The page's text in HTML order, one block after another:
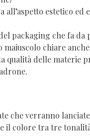
estetico
packaging che fa da
chiare
qualità delle materie
che verranno
il colore tra tre